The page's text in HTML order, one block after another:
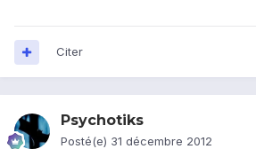
Citer
Psychotiks
Posté(e) 31 décembre 2012